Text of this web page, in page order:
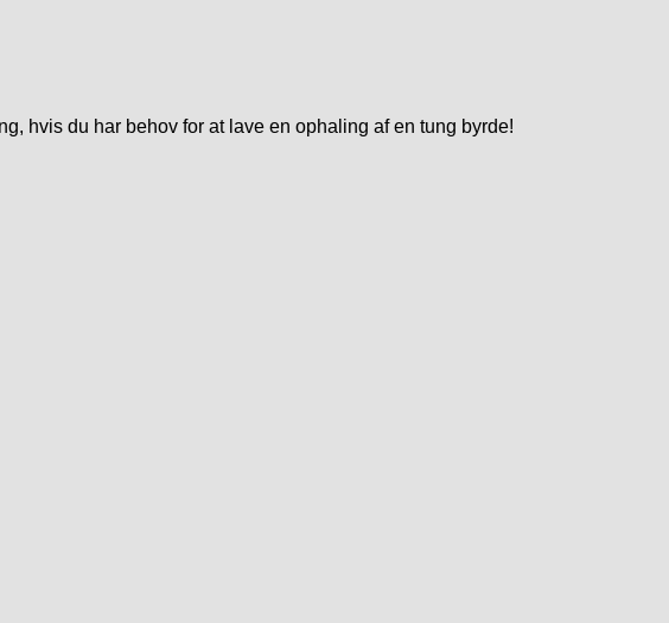
hvis du har behov for at lave en ophaling af en tung byrde!